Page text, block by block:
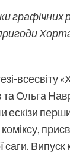
графічних
всесвіту
та Ольга
саги. Випуск